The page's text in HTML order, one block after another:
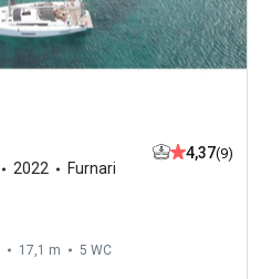
2022 Furnari
4,37(9)
17,1 m 5 WC